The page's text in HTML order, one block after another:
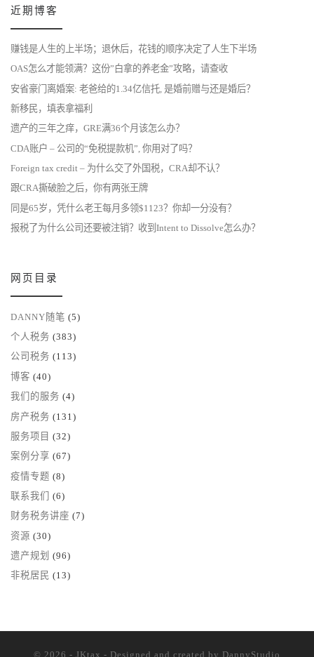
近期博客
赚钱是人生的上半场；退休后，花钱的顺序决定了人生下半场
OAS怎么才能领满？这份”白拿的养老金”攻略，请查收
安省豪门离婚案: 老爸给的1.34亿信托, 是婚前赠与还是婚后？
新移民，填表拿福利
遗产的三年之痒，GRE满36个月该怎么办？
CDA账户 – 公司的“免税提款机”, 你用对了吗？
Foreign tax credit – 为什么交了外国税，CRA却不认？
跟CRA撕破脸之后，你有两张王牌
同是65岁，凭什么老王每月多领$1123？你却一分没有？
报税了为什么公司还要被注销？收到Intent to Dissolve怎么办？
网页目录
DANNY随笔 (5)
个人税务 (383)
公司税务 (113)
博客 (40)
我们的服务 (4)
房产税务 (131)
服务项目 (32)
案例分享 (67)
疫情专题 (8)
联系我们
(6)
财务税务讲座 (7)
资源 (30)
遗产规划 (96)
非税居民 (13)
© 2026 - JKtax - Designed and created by DannyStudio